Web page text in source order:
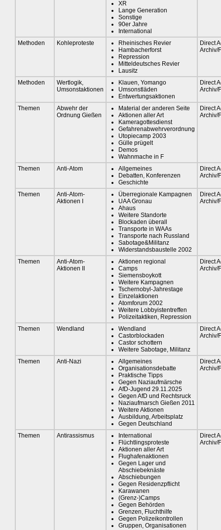
XR
Lange Generation
Sonstige
90er Jahre
International
Methoden
Kohleproteste
Rheinisches Revier
Hambacherforst
Repression
Mitteldeutsches Revier
Lausitz
Direct
Archiv/
Methoden
Wertlogik,
Umsonstaktionen
Klauen, Yomango
Umsonstläden
Entwertungsaktionen
Direct
Archiv/
Themen
Abwehr der
Ordnung Gießen
Material der anderen Seite
Aktionen aller Art
Kameragottesdienst
Gefahrenabwehrverordnung
Utopiecamp 2003
Gülle prügelt
Demos
Wahnmache in F
Direct
Archiv/
Themen Anti-Atom
Allgemeines
Debatten, Konferenzen
Geschichte
Direct
Archiv/
Themen
Anti-Atom-
Aktionen I
Überregionale Kampagnen
UAA Gronau
Ahaus
Weitere Standorte
Blockaden überall
Transporte in WAAs
Transporte nach Russland
Sabotage&Militanz
Widerstandsbaustelle 2002
Direct
Archiv/
Themen
Anti-Atom-
Aktionen II
Aktionen regional
Camps
Siemensboykott
Weitere Kampagnen
Tschernobyl-Jahrestage
Einzelaktionen
Atomforum 2002
Weitere Lobbyistentreffen
Polizeitaktiken, Repression
Direct
Archiv/
Themen Wendland
Wendland
Castorblockaden
Castor schottern
Weitere Sabotage, Militanz
Direct
Archiv/
Themen Anti-Nazi
Allgemeines
Organisationsdebatte
Praktische Tipps
Gegen Naziaufmärsche
AfD-Jugend 29.11.2025
Gegen AfD und Rechtsruck
Naziaufmarsch Gießen 2011
Weitere Aktionen
Ausbildung, Arbeitsplatz
Gegen Deutschland
Direct
Archiv/
Themen Antirassismus
International
Flüchtlingsproteste
Aktionen aller Art
Flughafenaktionen
Gegen Lager und
Abschiebeknäste
Abschiebungen
Gegen Residenzpflicht
Karawanen
(Grenz-)Camps
Gegen Behörden
Grenzen, Fluchthilfe
Gegen Polizeikontrollen
Gruppen, Organisationen
Direct
Archiv/